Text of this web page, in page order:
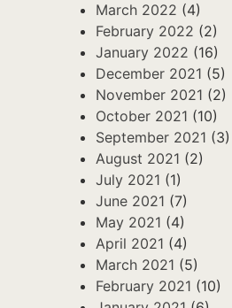
March 2022 (4)
February 2022 (2)
January 2022 (16)
December 2021 (5)
November 2021 (2)
October 2021 (10)
September 2021 (3)
August 2021 (2)
July 2021 (1)
June 2021 (7)
May 2021 (4)
April 2021 (4)
March 2021 (5)
February 2021 (10)